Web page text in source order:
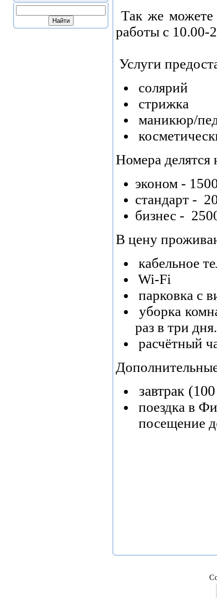
Так же можете
работы с 10.00-
Услуги
солярий
стрижка
маникюр/
Номера делятся
эконом -
стандарт -
бизнес -
В цену
кабельное
Wi-Fi
парковка с
уборка
раз в три дня.
расчётный
завтрак
поездка в
посещение